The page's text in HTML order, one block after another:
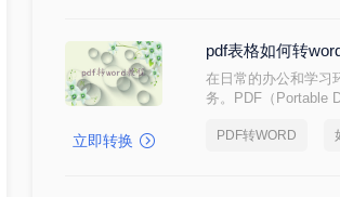
立即转换
pdf表格如何转
在日常的办公和学习
务。PDF（Portable
么pdf表格如何转
PDF转WORD